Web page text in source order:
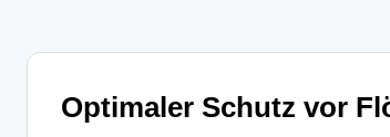
Optimaler Schutz vor